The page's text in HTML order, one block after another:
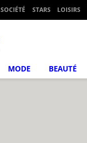
SOCIÉTÉ STARS LOISIRS
MODE BEAUTÉ